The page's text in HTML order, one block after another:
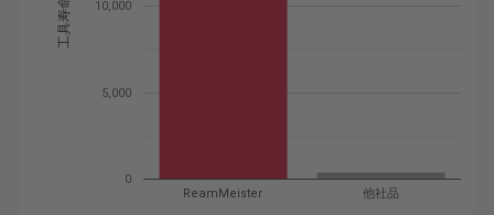
ReamMeister 他社品
0
5,000
10,000